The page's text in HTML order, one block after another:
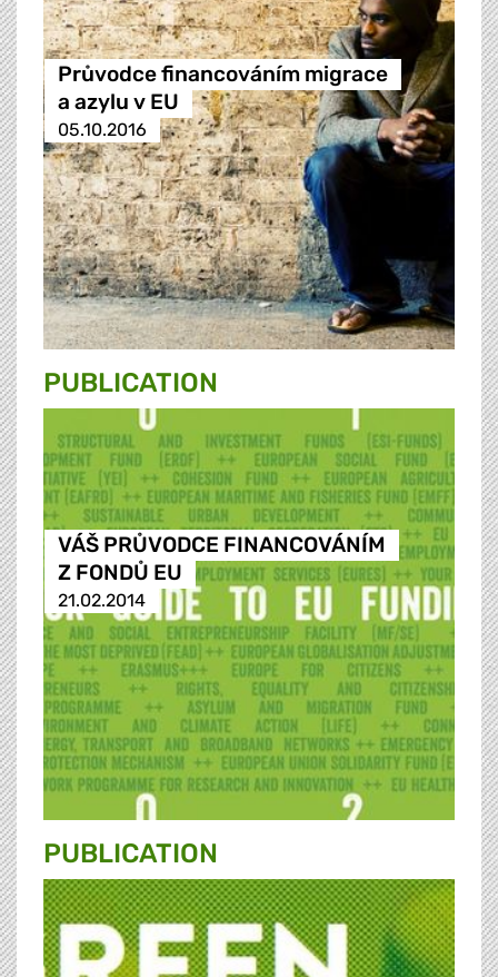
Průvodce financováním migrace
a azylu v EU
05.10.2016
PUBLICATION
VÁŠ PRŮVODCE FINANCOVÁNÍM
Z FONDŮ EU
21.02.2014
PUBLICATION